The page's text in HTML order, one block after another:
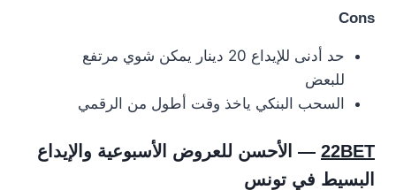
Cons
حد أدنى للإيداع 20 دينار يمكن شوي مرتفع
للبعض
السحب البنكي ياخذ وقت أطول من الرقمي
22BET — الأحسن للعروض الأسبوعية والإيداع
البسيط في تونس